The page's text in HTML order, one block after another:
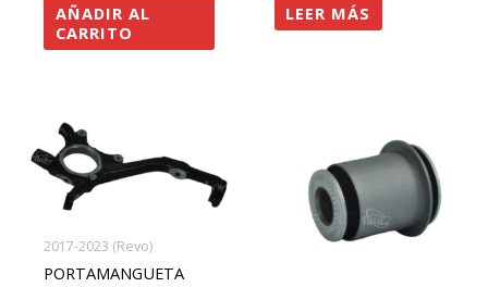
AÑADIR AL
CARRITO
LEER MÁS
2017-2023 (Revo)
PORTAMANGUETA